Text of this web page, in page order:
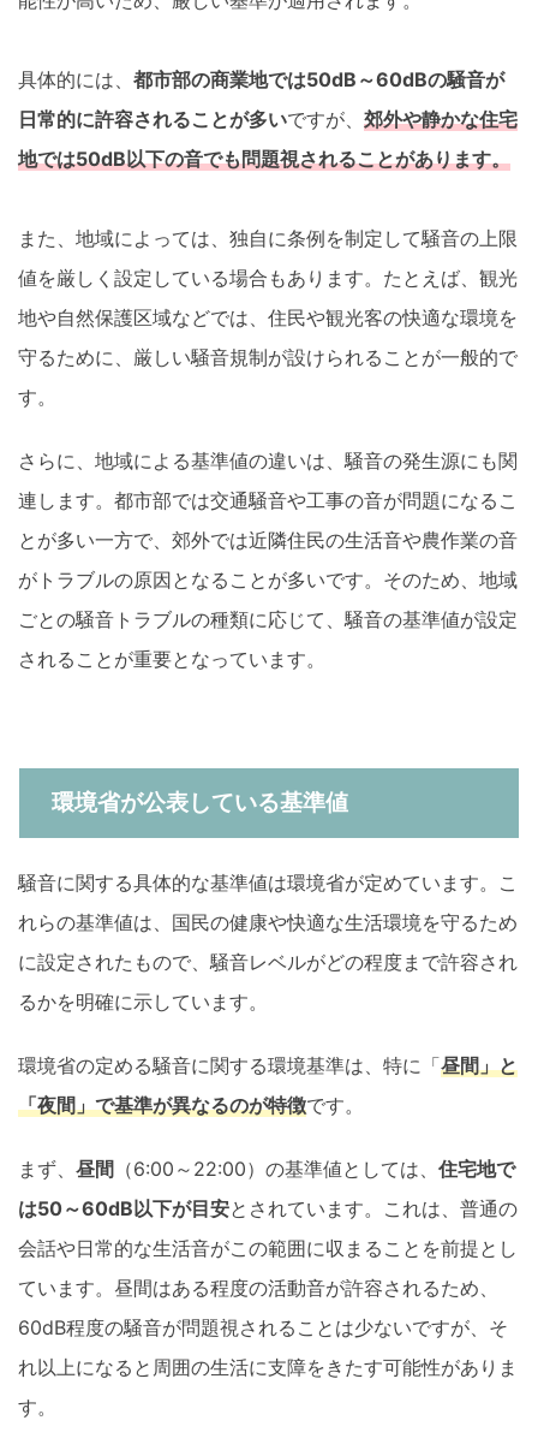
具体的には、 都市部の商業地では50dB～60dBの騒音が
日常的に許容されることが多いですが、 郊外や静かな住宅
地では50dB以下の音でも問題視されることがあります。
また、地域によっては、独自に条例を制定して騒音の上限
値を厳しく設定している場合もあります。たとえば、観光
地や自然保護区域などでは、住民や観光客の快適な環境を
守るために、厳しい騒音規制が設けられることが一般的で
す。
さらに、地域による基準値の違いは、騒音の発生源にも関
連します。都市部では交通騒音や工事の音が問題になるこ
とが多い一方で、郊外では近隣住民の生活音や農作業の音
がトラブルの原因となることが多いです。そのため、地域
ごとの騒音トラブルの種類に応じて、騒音の基準値が設定
されることが重要となっています。
環境省が公表している基準値
騒音に関する具体的な基準値は環境省が定めています。こ
れらの基準値は、国民の健康や快適な生活環境を守るため
に設定されたもので、騒音レベルがどの程度まで許容され
るかを明確に示しています。
環境省の定める騒音に関する環境基準は、特に「昼間」と
「夜間」で基準が異なるのが特徴です。
まず、 昼間 （6:00～22:00）の基準値としては、 住宅地で
は50～60dB以下が目安とされています。これは、普通の
会話や日常的な生活音がこの範囲に収まることを前提とし
ています。昼間はある程度の活動音が許容されるため、
60dB程度の騒音が問題視されることは少ないですが、そ
れ以上になると周囲の生活に支障をきたす可能性がありま
す。